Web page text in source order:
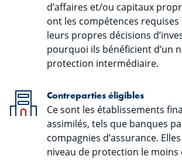
d’affaires et/ou capitaux
ont les compétences
leurs propres décisions
pourquoi ils bénéficient d’un
protection intermédiaire.
Contreparties éligibles
Ce sont les établissements
assimilés, tels que banques
compagnies d’assurance.
niveau de protection le moins